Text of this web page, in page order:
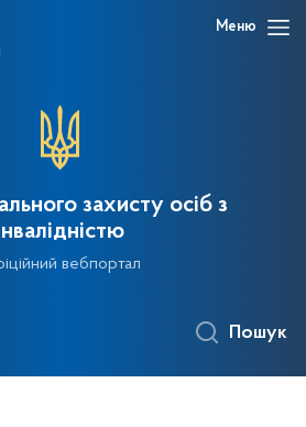
Меню
захисту осіб з
вебпортал
Пошук